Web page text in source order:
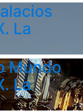
La
Mundo
La